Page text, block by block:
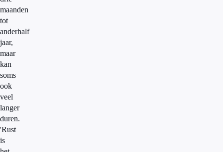
maanden
tot
anderhalf
jaar,
maar
kan
soms
ook
veel
langer
duren.
'Rust
is